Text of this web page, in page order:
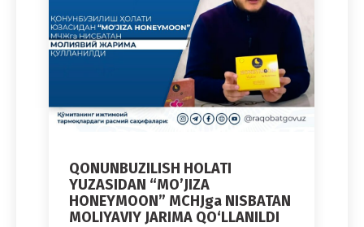
QONUNBUZILISH HOLATI
YUZASIDAN “MO’JIZA
HONEYMOON” MCHJga NISBATAN
MOLIYAVIY JARIMA QO‘LLANILDI